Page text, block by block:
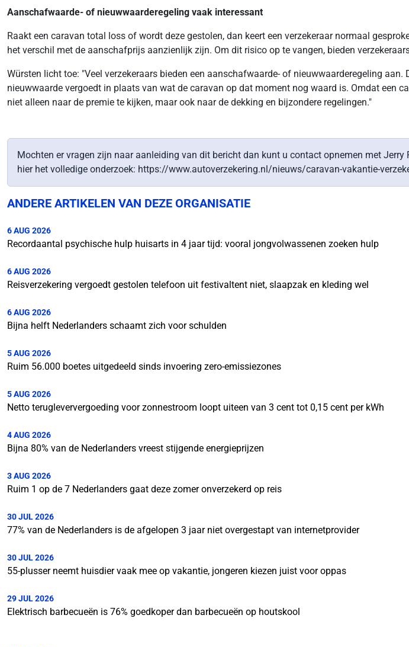
Aanschafwaarde- of nieuwwaarderegeling vaak interessant
Raakt een caravan total loss of wordt deze gestolen, dan keert een verzekeraar normaal
het verschil met de aanschafprijs aanzienlijk zijn. Om dit risico op te vangen, bieden
Würsten licht toe: "Veel verzekeraars bieden een aanschafwaarde- of nieuwwaarderegeling
nieuwwaarde vergoedt in plaats van wat de caravan op dat moment nog waard is. Omdat een
niet alleen naar de premie te kijken, maar ook naar de dekking en bijzondere regelingen."
Mochten er vragen zijn naar aanleiding van dit bericht dan kunt u contact opnemen met
hier het volledige onderzoek: https://www.autoverzekering.nl/nieuws/caravan-vakantie-
ANDERE ARTIKELEN VAN DEZE ORGANISATIE
6 AUG 2026
Recordaantal psychische hulp huisarts in 4 jaar tijd: vooral jongvolwassenen zoeken hulp
6 AUG 2026
Reisverzekering vergoedt gestolen telefoon uit festivaltent niet, slaapzak en kleding wel
6 AUG 2026
Bijna helft Nederlanders schaamt zich voor schulden
5 AUG 2026
Ruim 56.000 boetes uitgedeeld sinds invoering zero-emissiezones
5 AUG 2026
Netto terugleververgoeding voor zonnestroom loopt uiteen van 3 cent tot 0,15 cent per kWh
4 AUG 2026
Bijna 80% van de Nederlanders vreest stijgende energieprijzen
3 AUG 2026
Ruim 1 op de 7 Nederlanders gaat deze zomer onverzekerd op reis
30 JUL 2026
77% van de Nederlanders is de afgelopen 3 jaar niet overgestapt van internetprovider
30 JUL 2026
55-plusser neemt huisdier vaak mee op vakantie, jongeren kiezen juist voor oppas
29 JUL 2026
Elektrisch barbecueën is 76% goedkoper dan barbecueën op houtskool